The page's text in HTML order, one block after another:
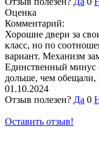
Оценка
Комментарий:
Хорошие двери за
класс, но по
вариант. Механизм
Единственный минус
дольше, чем обещали,
01.10.2024
Отзыв полезен? Да 0
Оставить отзыв!